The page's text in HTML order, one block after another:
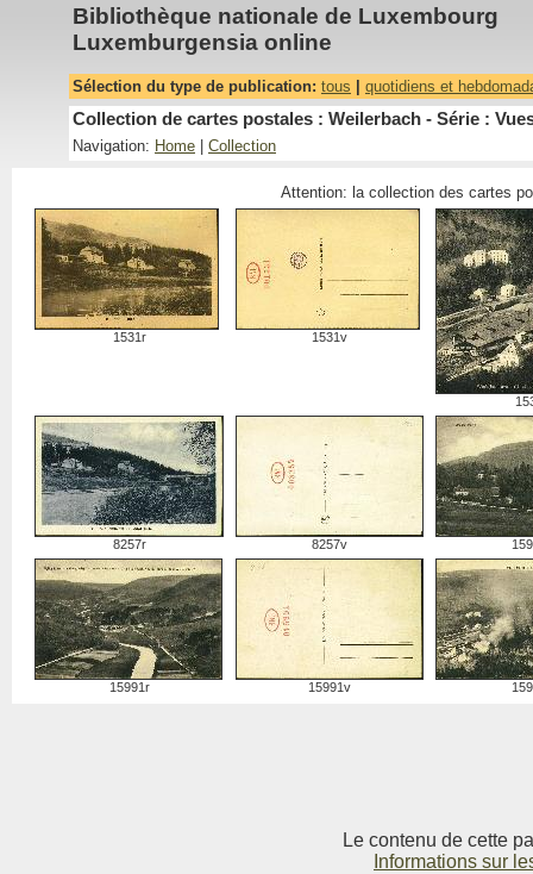
Bibliothèque nationale de Luxembourg
Luxemburgensia online
Sélection du type de publication: tous quotidiens et
Collection de cartes postales : Weilerbach - Série :
Navigation: Home Collection
Attention: la collection des cartes
1531r 1531v
8257r 8257v
15991r 15991v
Le contenu de cette
Informations sur